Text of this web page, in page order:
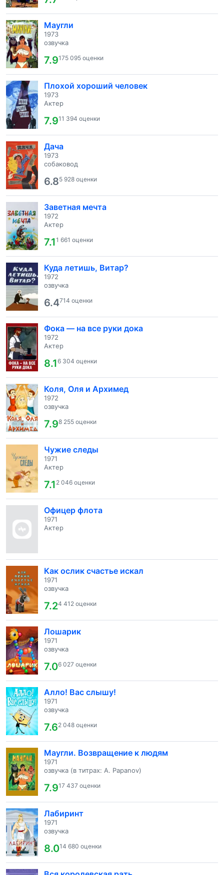
Маугли
1973
озвучка
7.9175 095 оценки
Плохой хороший человек
1973
Актер
7.911 394 оценки
Дача
1973
собаковод
6.85 928 оценки
Заветная мечта
1972
Актер
7.11 661 оценки
Куда летишь, Витар?
1972
озвучка
6.4714 оценки
Фока — на все руки дока
1972
Актер
8.16 304 оценки
Коля, Оля и Архимед
1972
озвучка
7.98 255 оценки
Чужие следы
1971
Актер
7.1 2 046 оценки
Офицер флота
1971
Актер
Как ослик счастье искал
1971
озвучка
7.24 412 оценки
Лошарик
1971
озвучка
7.06 027 оценки
Алло! Вас слышу!
1971
озвучка
7.62 048 оценки
Маугли. Возвращение к людям
1971
озвучка (в титрах: A. Papanov)
7.917 437 оценки
Лабиринт
1971
озвучка
8.014 680 оценки